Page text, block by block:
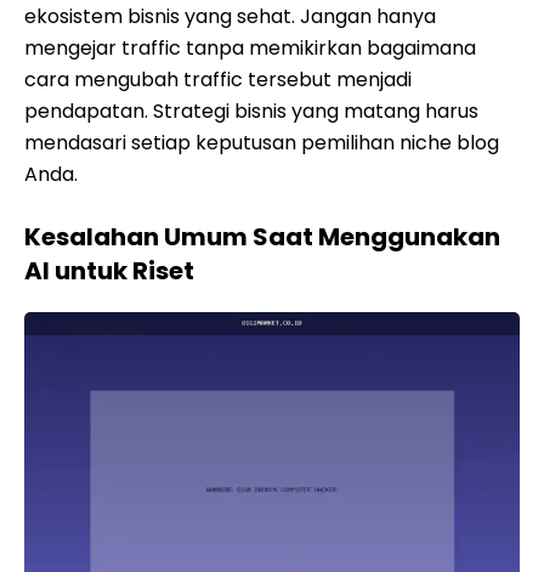
ekosistem bisnis yang sehat. Jangan hanya
mengejar traffic tanpa memikirkan bagaimana
cara mengubah traffic tersebut menjadi
pendapatan. Strategi bisnis yang matang harus
mendasari setiap keputusan pemilihan niche blog
Anda.
Kesalahan Umum Saat Menggunakan
AI untuk Riset